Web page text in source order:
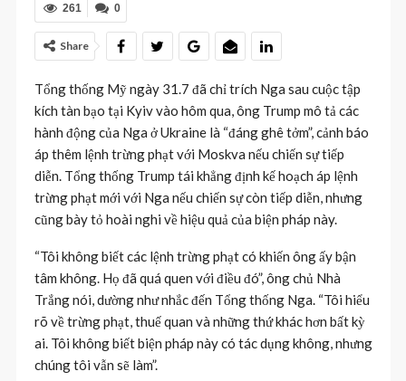
0
261
Share
Tổng thống Mỹ ngày 31.7 đã chỉ trích Nga sau cuộc tập
kích tàn bạo tại Kyiv vào hôm qua, ông Trump mô tả các
hành động của Nga ở Ukraine là “đáng ghê tởm”, cảnh báo
áp thêm lệnh trừng phạt với Moskva nếu chiến sự tiếp
diễn. Tổng thống Trump tái khẳng định kế hoạch áp lệnh
trừng phạt mới với Nga nếu chiến sự còn tiếp diễn, nhưng
cũng bày tỏ hoài nghi về hiệu quả của biện pháp này.
“Tôi không biết các lệnh trừng phạt có khiến ông ấy bận
tâm không. Họ đã quá quen với điều đó”, ông chủ Nhà
Trắng nói, dường như nhắc đến Tổng thống Nga. “Tôi hiểu
rõ về trừng phạt, thuế quan và những thứ khác hơn bất kỳ
ai. Tôi không biết biện pháp này có tác dụng không, nhưng
chúng tôi vẫn sẽ làm”.